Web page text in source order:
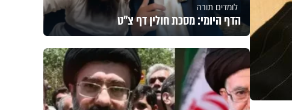
לומדים תורה
הדף היומי: מסכת חולין דף צ"ט